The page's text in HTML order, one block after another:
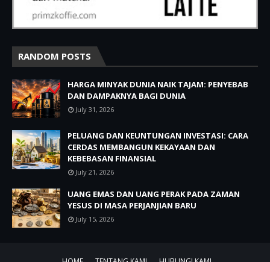
RANDOM POSTS
HARGA MINYAK DUNIA NAIK TAJAM: PENYEBAB
DAN DAMPAKNYA BAGI DUNIA
July 31, 2026
PELUANG DAN KEUNTUNGAN INVESTASI: CARA
CERDAS MEMBANGUN KEKAYAAN DAN
KEBEBASAN FINANSIAL
July 21, 2026
UANG EMAS DAN UANG PERAK PADA ZAMAN
YESUS DI MASA PERJANJIAN BARU
July 15, 2026